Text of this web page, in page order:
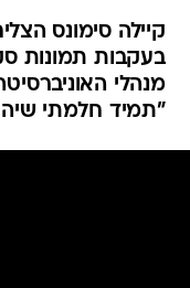
קיילה סימונס
בעקבות תמונות
מנהלי
"תמיד חלמתי